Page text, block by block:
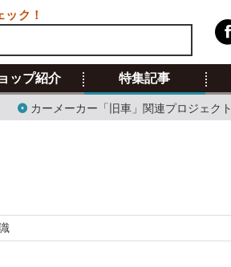
ップ紹介 特集記事
カーメーカー「旧車」関連プロジェクト
ク！